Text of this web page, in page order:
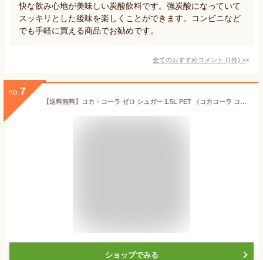
快な飲み心地が美味しい炭酸飲料です。強炭酸になっていて
スッキリとした後味を楽しくことができます。コンビニなど
でも手軽に買える商品でお勧めです。
全てのおすすめコメント (1件) >
no. 7
【送料無料】コカ・コーラ ゼロ シュガー 1.5L PET （コカコーラ コカ コーラ コーク coke 炭酸 ジュース ハイボール ソフトドリンク 飲み物 飲物 ドリンク 飲料 炭酸飲料 ペットボトル ペット ボトル 0 カロリー ゼロカロリー カロリーオフ 1500ml）
ショップでみる